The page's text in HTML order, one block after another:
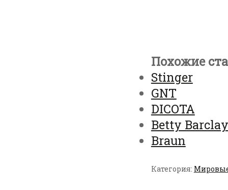
Похожие
Stinger
GNT
DICOTA
Betty Barclay
Braun
Категория: